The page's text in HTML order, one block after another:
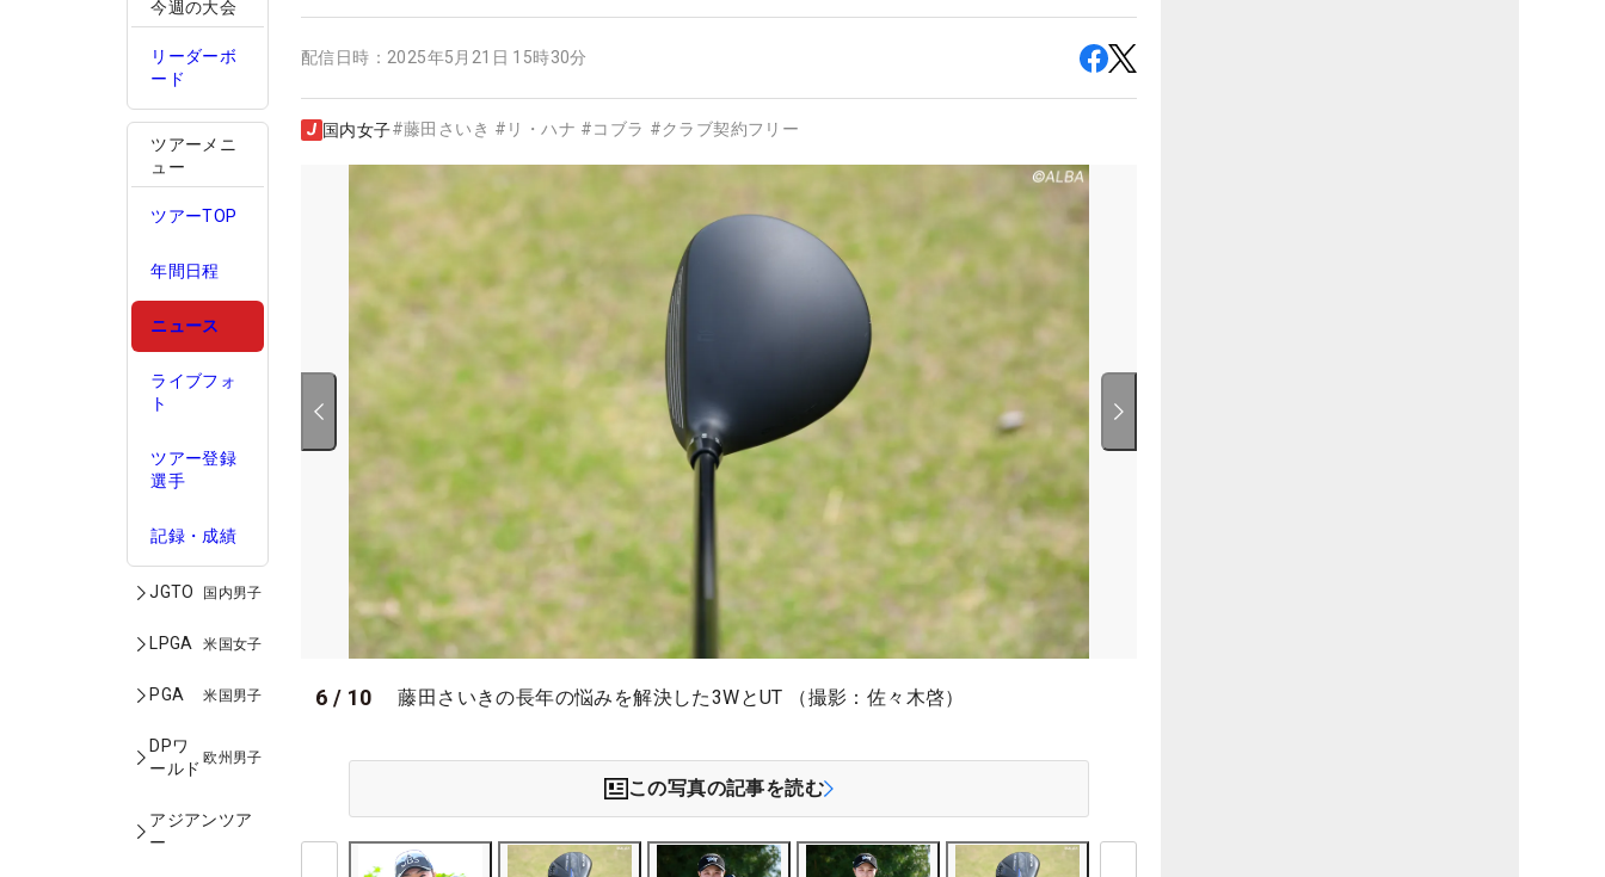
今週の大会
リーダーボ
ード
ツアーメニ
ュー
ツアーTOP
年間日程
ニュース
ライブフォ
ト
ツアー登録
選手
記録・成績
JGTO 国内男子
LPGA 米国女子
PGA 米国男子
DPワ
ールド
欧州男子
アジアンツア
ー
配信日時： 2025年5月21日 15時30分
国内女子#藤田さいき # リ・ハナ #コブラ #クラブ契約フリー
6 / 10 藤田さいきの長年の悩みを解決した3WとUT （撮影：佐々木啓）
この写真の記事を読む